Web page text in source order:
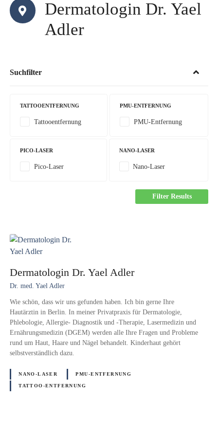
Dermatologin Dr. Yael
Adler
Suchfilter
TATTOOENTFERNUNG
Tattooentfernung
PMU-ENTFERNUNG
PMU-Entfernung
PICO-LASER
Pico-Laser
NANO-LASER
Nano-Laser
Filter Results
Dermatologin Dr. Yael Adler
Dr. med. Yael Adler
Wie schön, dass wir uns gefunden haben. Ich bin gerne Ihre
Hautärztin in Berlin. In meiner Privatpraxis für Dermatologie,
Phlebologie, Allergie- Diagnostik und -Therapie, Lasermedizin und
Ernährungsmedizin (DGEM) werden alle Ihre Fragen und Probleme
rund um Haut, Haare und Nägel behandelt. Kinderhaut gehört
selbstverständlich dazu.
NANO-LASER PMU-ENTFERNUNG
TATTOO-ENTFERNUNG